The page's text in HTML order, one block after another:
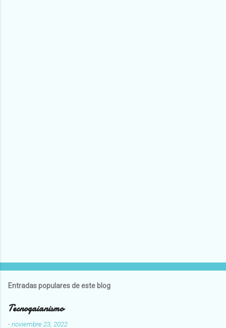
Entradas populares de este blog
Tecnogaianismo
-noviembre 23, 2022